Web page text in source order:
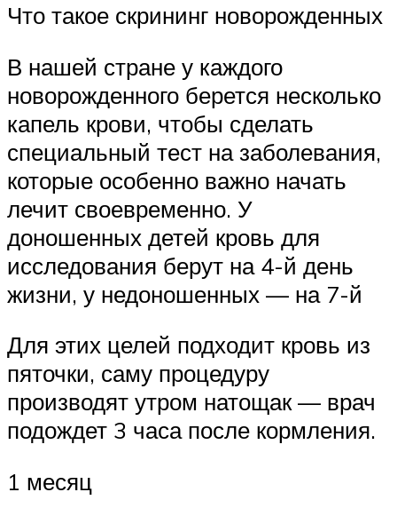
Что такое скрининг новорожденных
В нашей стране у каждого
новорожденного берется несколько
капель крови, чтобы сделать
специальный тест на заболевания,
которые особенно важно начать
лечит своевременно. У
доношенных детей кровь для
исследования берут на 4-й день
жизни, у недоношенных — на 7-й
Для этих целей подходит кровь из
пяточки, саму процедуру
производят утром натощак — врач
подождет 3 часа после кормления.
1 месяц